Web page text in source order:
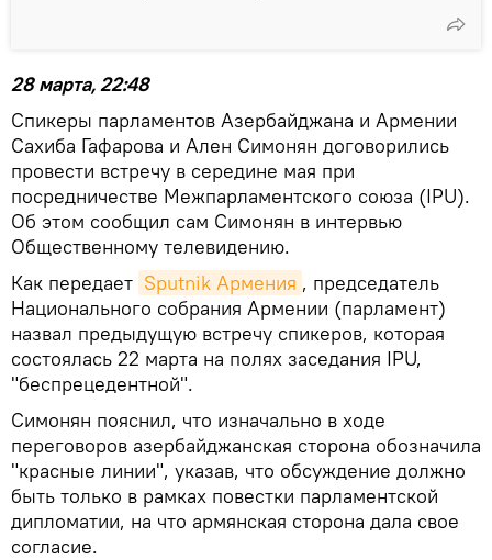
28 марта, 22:48
Спикеры парламентов Азербайджана и Армении
Сахиба Гафарова и Ален Симонян договорились
провести встречу в середине мая при
посредничестве Межпарламентского союза (IPU).
Об этом сообщил сам Симонян в интервью
Общественному телевидению.
Как передает Sputnik Армения , председатель
Национального собрания Армении (парламент)
назвал предыдущую встречу спикеров, которая
состоялась 22 марта на полях заседания IPU,
"беспрецедентной".
Симонян пояснил, что изначально в ходе
переговоров азербайджанская сторона обозначила
"красные линии", указав, что обсуждение должно
быть только в рамках повестки парламентской
дипломатии, на что армянская сторона дала свое
согласие.